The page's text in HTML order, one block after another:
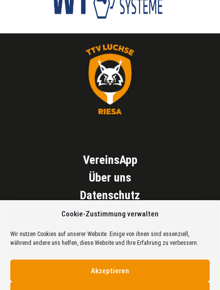
Cookie-Zustimmung verwalten
Wir nutzen Cookies auf unserer Website. Einige von ihnen sind essenziell,
während andere uns helfen, diese Website und Ihre Erfahrung zu verbessern.
Akzeptieren
VereinsApp
Über uns
Datenschutz
Impressum
Cookie Richtlinien (EU)